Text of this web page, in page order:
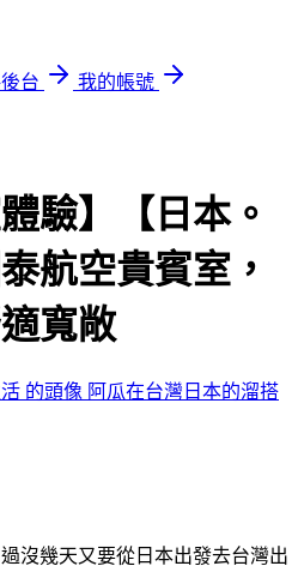
台
我的帳號
驗】【日本。
航空貴賓室，
寬敞
阿瓜在台灣日本的溜搭
沒幾天又要從日本出發去台灣出